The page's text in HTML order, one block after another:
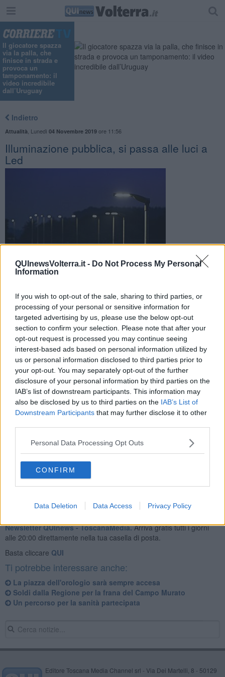
QUInewsVolterra.it - Do Not Process My Personal
Information
If you wish to opt-out of the sale, sharing to third parties, or
processing of your personal or sensitive information for
targeted advertising by us, please use the below opt-out
section to confirm your selection. Please note that after your
opt-out request is processed you may continue seeing
interest-based ads based on personal information utilized by
us or personal information disclosed to third parties prior to
your opt-out. You may separately opt-out of the further
disclosure of your personal information by third parties on the
IAB’s list of downstream participants. This information may
also be disclosed by us to third parties on the IAB’s List of
Downstream Participants that may further disclose it to other
Personal Data Processing Opt Outs
CONFIRM
Data Deletion Data Access Privacy Policy
Il giocatore spazza
via la palla, che
finisce in strada e
provoca un
tamponamento: il
video incredibile
dall’Uruguay
Indietro
Attualità Lunedì 04 Novembre 2019ore 11:56
Illuminazione pubblica, si passa alle luci a
Led
Affidati i lavori di sostituzione delle lampade dei lampioni
relativi
MONTECATINI VAL DI CECINA —
L'amministrazione comunale ha
affidato alla ditta Pantani e Conti Srl di Capannoli i lavori di
sostituzione delle vecchie lampade dell'illuminazione pubblica con
lampade a Led , per un impegno di spesa complessivo di 42mila
eurocirca.
Il progetto beneficia dei contributi ministeriali per l'efficientamento
Newsletter QUInews - ToscanaMedia.Arriva gratis tutti i giorni
alle 20:00 direttamente nella tua casella di posta.
Basta cliccare QUI
Ti potrebbe interessare anche:
La piazza dell'orologio sarà sempre accesa
Soldi dalla Regione per la frana del Campo Murato
Un percorso per la sanità partecipata
Editore Toscana Media Channel srl - Via Dei Martelli, 8 - 50129